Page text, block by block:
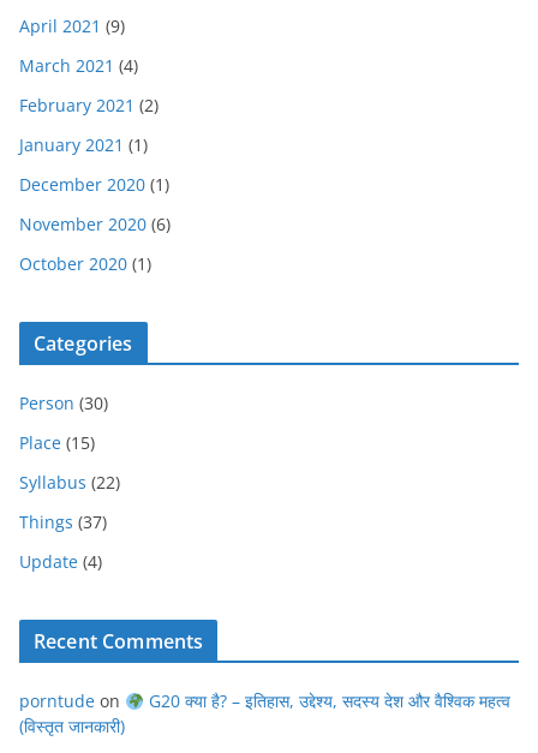
April 2021 (9)
March 2021 (4)
February 2021 (2)
January 2021 (1)
December 2020 (1)
November 2020 (6)
October 2020 (1)
Categories
Person (30)
Place (15)
Syllabus (22)
Things (37)
Update (4)
Recent Comments
porntude on
G20 क्या है? – इतिहास, उद्देश्य, सदस्य देश और वैश्विक महत्व
(विस्तृत जानकारी)